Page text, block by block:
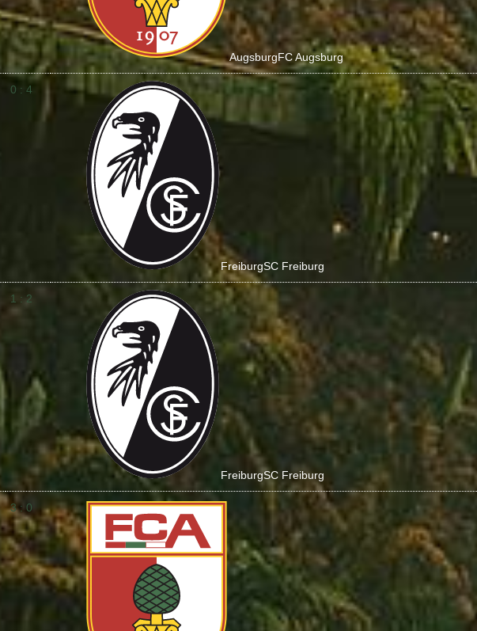
AugsburgFC Augsburg
0 : 4
FreiburgSC Freiburg
1 : 2
FreiburgSC Freiburg
3 : 0